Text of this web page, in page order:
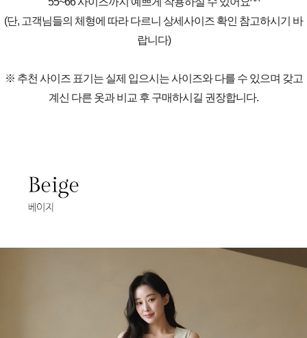
(단, 고객님들의 체형에 따라 다르니 상세사이즈 확인 참고하시기 바
랍니다)
※ 추천 사이즈 표기는 실제 입으시는 사이즈와 다를 수 있으며 갖고
계신 다른 옷과 비교 후 구매하시길 권장합니다.